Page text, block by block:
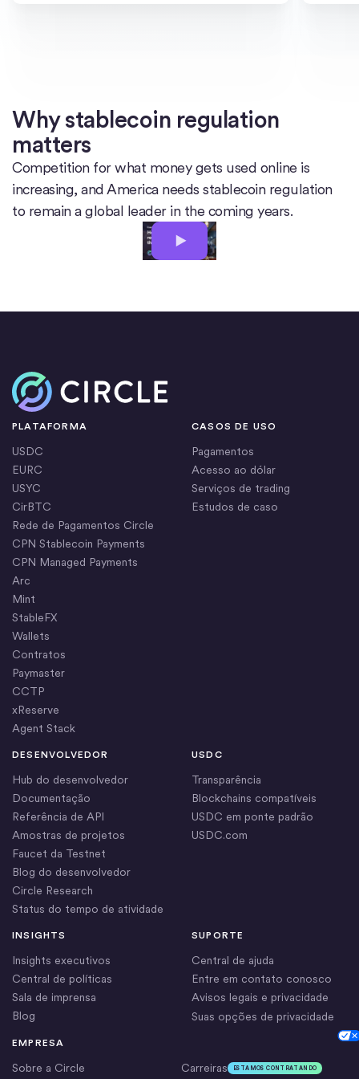
Why stablecoin regulation
matters
Competition for what money gets used online is
increasing, and America needs stablecoin regulation
to remain a global leader in the coming years.
Início
PLATAFORMA
USDC
EURC
USYC
CirBTC
Rede de Pagamentos Circle
CPN Stablecoin Payments
CPN Managed Payments
Arc
Mint
StableFX
Wallets
Contratos
Paymaster
CCTP
xReserve
Agent Stack
CASOS DE USO
Pagamentos
Acesso ao dólar
Serviços de trading
Estudos de caso
DESENVOLVEDOR
Hub do desenvolvedor
Documentação
Referência de API
Amostras de projetos
Faucet da Testnet
Blog do desenvolvedor
Circle Research
Status do tempo de atividade
EMPRESA
Sobre a Circle Carreiras ESTAMOS CONTRATANDO
USDC
Transparência
Blockchains compatíveis
USDC em ponte padrão
USDC.com
INSIGHTS
Insights executivos
Central de políticas
Sala de imprensa
Blog
SUPORTE
Central de ajuda
Entre em contato conosco
Avisos legais e privacidade
Suas opções de privacidade